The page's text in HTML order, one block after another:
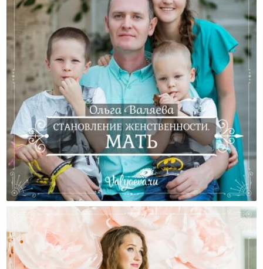
Становление Женственности. Мать.